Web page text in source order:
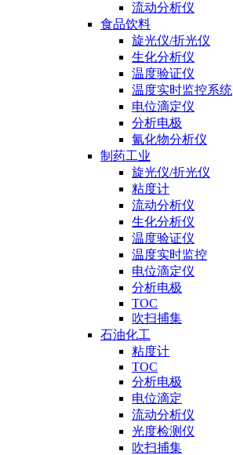
流动分析仪
食品饮料
旋光仪/折光仪
生化分析仪
温度验证仪
温度实时监控系统
电位滴定仪
分析电极
氰化物分析仪
制药工业
旋光仪/折光仪
粘度计
流动分析仪
生化分析仪
温度验证仪
温度实时监控
电位滴定仪
分析电极
TOC
吹扫捕集
石油化工
粘度计
TOC
分析电极
电位滴定
流动分析仪
光度检测仪
吹扫捕集